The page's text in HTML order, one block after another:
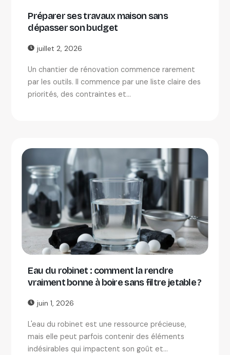
Préparer ses travaux maison sans
dépasser son budget
juillet 2, 2026
Un chantier de rénovation commence rarement
par les outils. Il commence par une liste claire des
priorités, des contraintes et...
Eau du robinet : comment la rendre
vraiment bonne à boire sans filtre jetable ?
juin 1, 2026
L'eau du robinet est une ressource précieuse,
mais elle peut parfois contenir des éléments
indésirables qui impactent son goût et...